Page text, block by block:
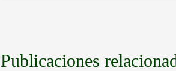
Publicaciones